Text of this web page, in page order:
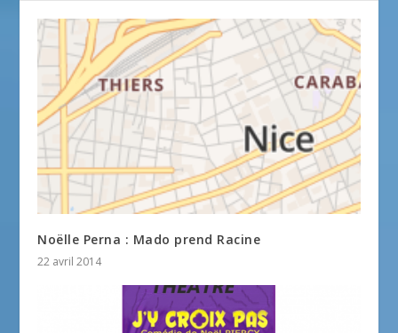
Noëlle Perna : Mado prend Racine
22 avril 2014